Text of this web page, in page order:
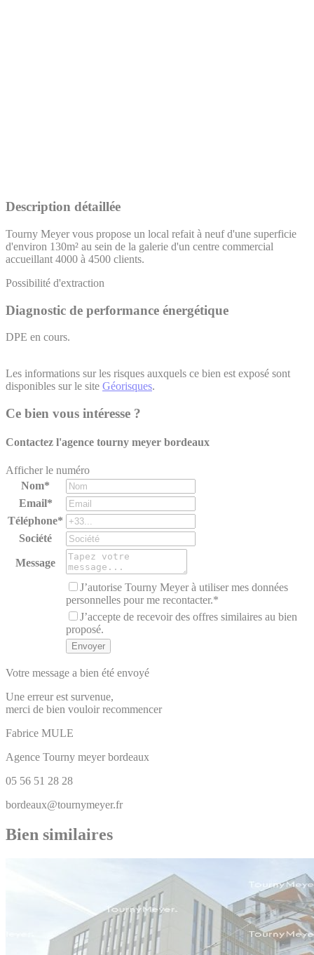
Description détaillée
Tourny Meyer vous propose un local refait à neuf d'une superficie
d'environ 130m² au sein de la galerie d'un centre commercial
accueillant 4000 à 4500 clients.
Possibilité d'extraction
Diagnostic de performance énergétique
DPE en cours.
Les informations sur les risques auxquels ce bien est exposé sont
disponibles sur le site Géorisques.
Ce bien vous intéresse ?
Contactez l'agence tourny meyer bordeaux
Afficher le numéro
Nom*
Email*
Téléphone*
Société
Message
J’autorise Tourny Meyer à utiliser mes données
personnelles pour me recontacter.*
J’accepte de recevoir des offres similaires au bien
proposé.
Votre message a bien été envoyé
Une erreur est survenue,
merci de bien vouloir recommencer
Fabrice MULE
Agence Tourny meyer bordeaux
05 56 51 28 28
bordeaux@tournymeyer.fr
Bien similaires